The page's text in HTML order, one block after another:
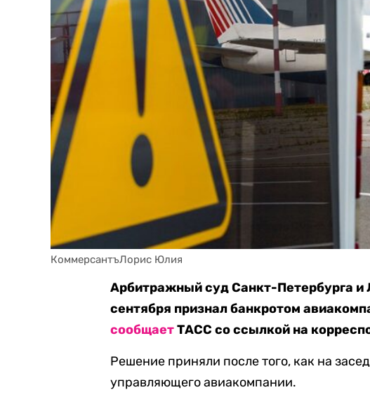
КоммерсантъЛорис Юлия
Арбитражный суд Санкт-Петербурга и
сентября признал банкротом
сообщаетТАСС со ссылкой на
Решение приняли после того, как на
управляющего авиакомпании.